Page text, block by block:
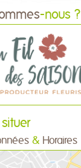
-nous ?
situer
& Horaires